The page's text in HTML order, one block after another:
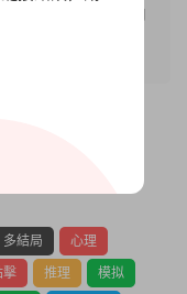
，請于24小時之内
多結局
心理
擊 推理
模拟